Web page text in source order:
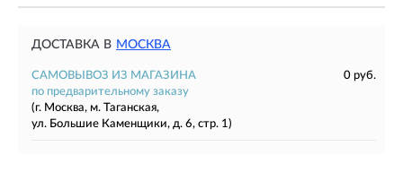
ДОСТАВКА В МОСКВА
САМОВЫВОЗ ИЗ МАГАЗИНА
0 руб.
по предварительному заказу
(г. Москва, м. Таганская,
ул. Большие Каменщики, д. 6, стр. 1)